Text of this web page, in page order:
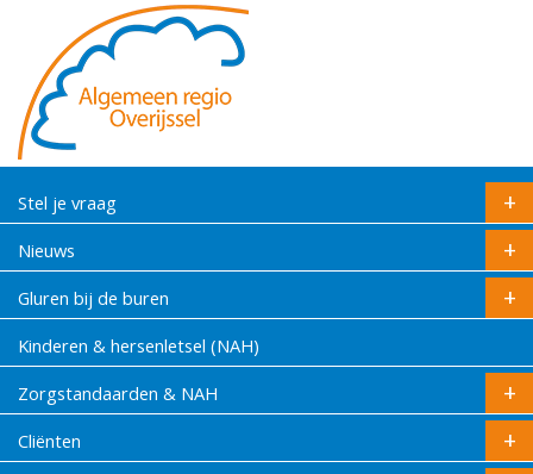
Stel je vraag
Nieuws
Gluren bij de buren
Kinderen & hersenletsel (NAH)
Zorgstandaarden & NAH
Cliënten